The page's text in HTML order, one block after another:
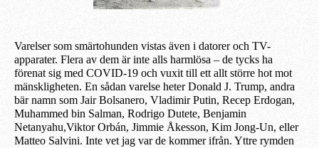
Varelser som smärtohunden vistas även i datorer och TV-
apparater. Flera av dem är inte alls harmlösa – de tycks ha
förenat sig med COVID-19 och vuxit till ett allt större hot mot
mänskligheten. En sådan varelse heter Donald J. Trump, andra
bär namn som Jair Bolsanero, Vladimir Putin, Recep Erdogan,
Muhammed bin Salman, Rodrigo Dutete, Benjamin
Netanyahu,Viktor Orbán, Jimmie Åkesson, Kim Jong-Un, eller
Matteo Salvini. Inte vet jag var de kommer ifrån. Yttre rymden